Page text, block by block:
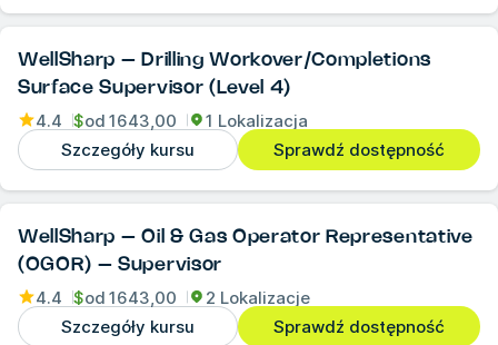
WellSharp – Drilling Workover/Completions
Surface Supervisor (Level 4)
4.4 $od 1643,00
1 Lokalizacja
Szczegóły kursu
Sprawdź dostępność
WellSharp – Oil & Gas Operator Representative
(OGOR) – Supervisor
4.4 $od 1643,00
2 Lokalizacje
Szczegóły kursu
Sprawdź dostępność